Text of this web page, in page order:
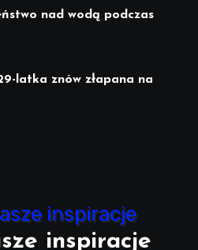
nad wodą podczas
latka znów złapana na
inspiracje